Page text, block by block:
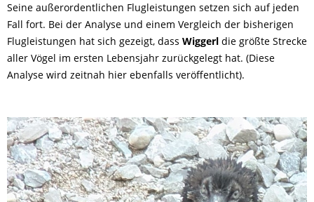
Seine außerordentlichen Flugleistungen setzen sich auf jeden
Fall fort. Bei der Analyse und einem Vergleich der bisherigen
Flugleistungen hat sich gezeigt, dass Wiggerl die größte Strecke
aller Vögel im ersten Lebensjahr zurückgelegt hat. (Diese
Analyse wird zeitnah hier ebenfalls veröffentlicht).